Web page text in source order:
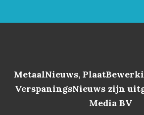
MetaalNieuws,
VerspaningsNieuws zijn
Media BV